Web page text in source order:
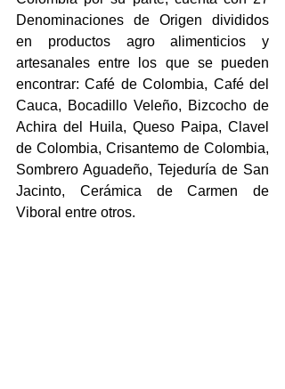
Denominaciones de Origen divididos
en productos agro alimenticios y
artesanales entre los que se pueden
encontrar: Café de Colombia, Café del
Cauca, Bocadillo Veleño, Bizcocho de
Achira del Huila, Queso Paipa, Clavel
de Colombia, Crisantemo de Colombia,
Sombrero Aguadeño, Tejeduría de San
Jacinto, Cerámica de Carmen de
Viboral entre otros.